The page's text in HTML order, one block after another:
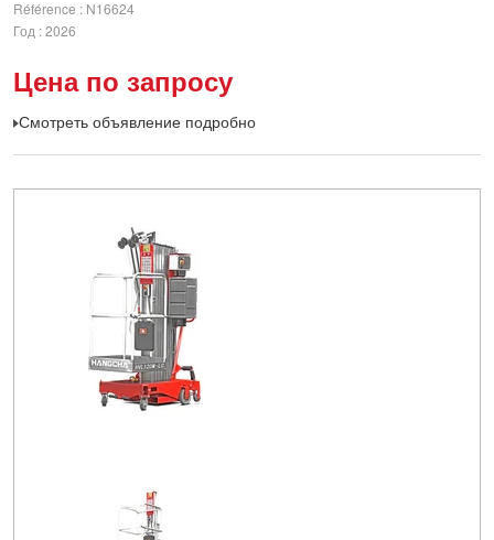
Référence
N16624
Год 2026
Цена по запросу
Смотреть объявление подробно